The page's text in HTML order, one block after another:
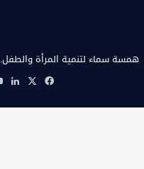
همسة سماء لتنمية المرأة والطفل.
فيسبوك